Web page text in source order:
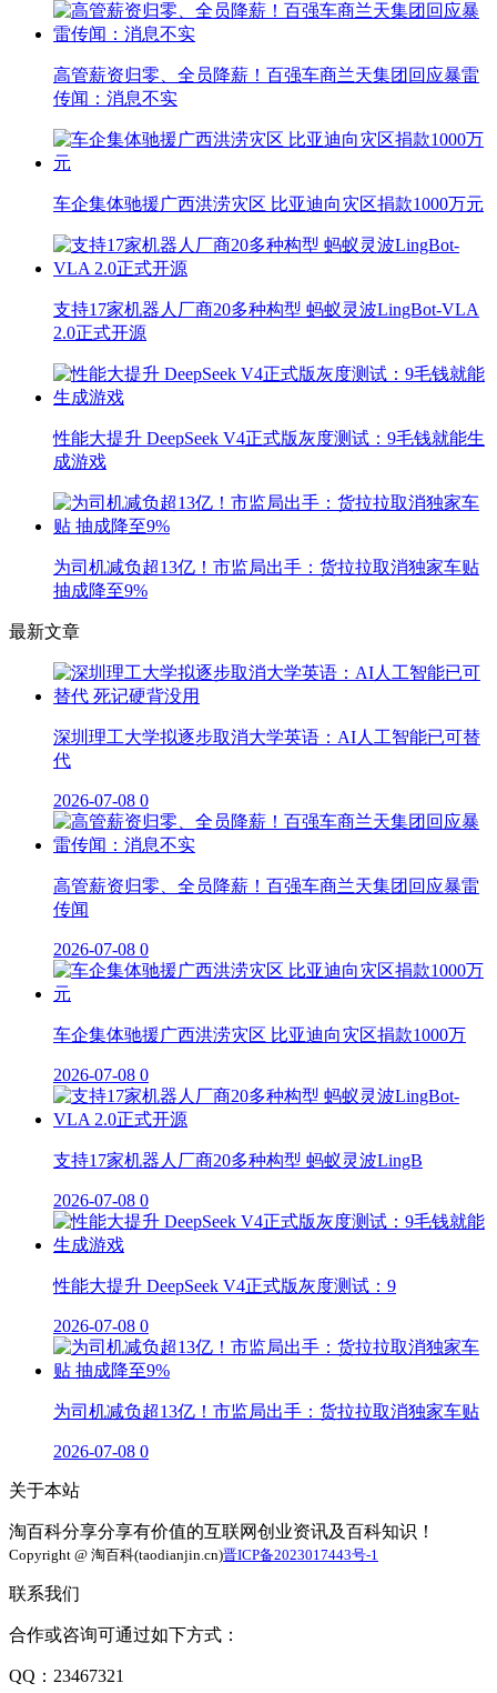
高管薪资归零、全员降薪！百强车商兰天集团回应暴雷
传闻：消息不实
车企集体驰援广西洪涝灾区 比亚迪向灾区捐款1000万元
支持17家机器人厂商20多种构型 蚂蚁灵波LingBot-VLA
2.0正式开源
性能大提升 DeepSeek V4正式版灰度测试：9毛钱就能生
成游戏
为司机减负超13亿！市监局出手：货拉拉取消独家车贴
抽成降至9%
最新文章
深圳理工大学拟逐步取消大学英语：AI人工智能已可替
代
2026-07-08 0
高管薪资归零、全员降薪！百强车商兰天集团回应暴雷
传闻
2026-07-08 0
车企集体驰援广西洪涝灾区 比亚迪向灾区捐款1000万
2026-07-08 0
支持17家机器人厂商20多种构型 蚂蚁灵波LingB
2026-07-08 0
性能大提升 DeepSeek V4正式版灰度测试：9
2026-07-08 0
为司机减负超13亿！市监局出手：货拉拉取消独家车贴
2026-07-08 0
关于本站
淘百科分享分享有价值的互联网创业资讯及百科知识！
Copyright @ 淘百科(taodianjin.cn)晋ICP备2023017443号-1
联系我们
合作或咨询可通过如下方式：
QQ：23467321